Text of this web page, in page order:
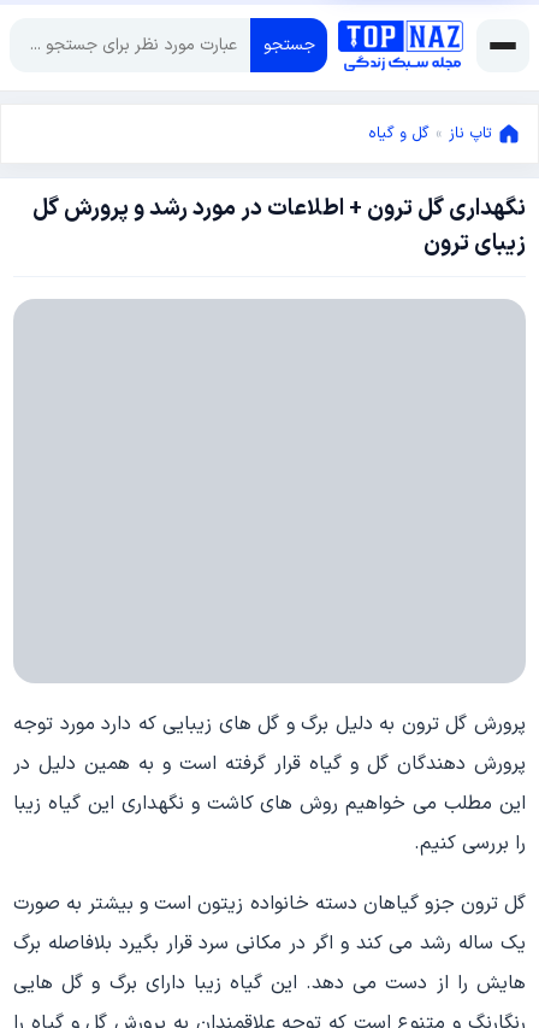
جستجو
تاپ ناز » گل و گیاه
نگهداری گل ترون + اطلاعات در مورد رشد و پرورش گل
زیبای ترون
آوریل
10,
پرورش گل ترون به دلیل برگ و گل های زیبایی که دارد مورد توجه
پرورش دهندگان گل و گیاه قرار گرفته است و به همین دلیل در
این مطلب می خواهیم روش های کاشت و نگهداری این گیاه زیبا
را بررسی کنیم.
گل ترون جزو گیاهان دسته خانواده زیتون است و بیشتر به صورت
یک ساله رشد می کند و اگر در مکانی سرد قرار بگیرد بلافاصله برگ
هایش را از دست می دهد. این گیاه زیبا دارای برگ و گل هایی